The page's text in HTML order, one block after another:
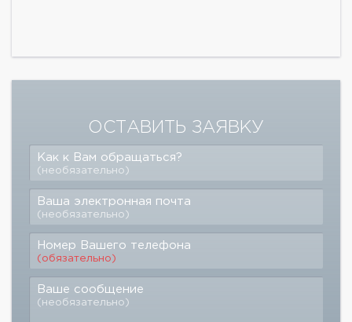
ОСТАВИТЬ ЗАЯВКУ
Как к Вам обращаться?
(необязательно)
Ваша электронная почта
(необязательно)
Номер Вашего телефона
(обязательно)
Ваше сообщение
(необязательно)